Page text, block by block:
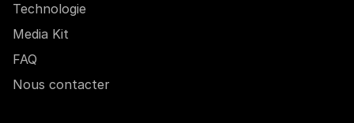
Technologie
Media Kit
FAQ
Nous contacter